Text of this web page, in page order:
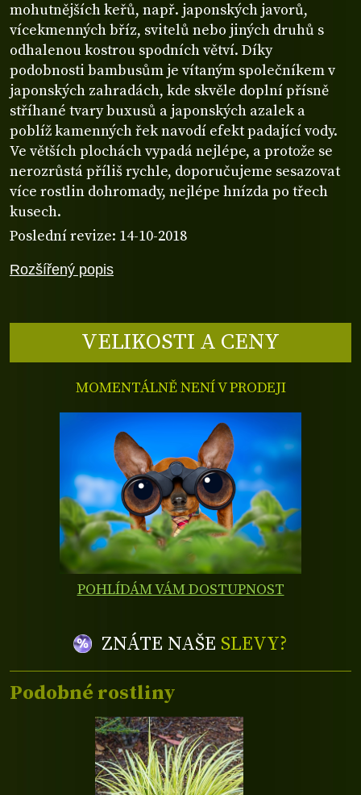
Rozšířený popis
mohutnějších keřů, např. japonských javorů,
vícekmenných bříz, svitelů nebo jiných druhů s
odhalenou kostrou spodních větví. Díky
podobnosti bambusům je vítaným společníkem v
japonských zahradách, kde skvěle doplní přísně
stříhané tvary buxusů a japonských azalek a
poblíž kamenných řek navodí efekt padající vody.
Ve větších plochách vypadá nejlépe, a protože se
nerozrůstá příliš rychle, doporučujeme sesazovat
více rostlin dohromady, nejlépe hnízda po třech
kusech.
Poslední revize: 14-10-2018
VELIKOSTI A CENY
MOMENTÁLNĚ NENÍ V PRODEJI
POHLÍDÁM VÁM DOSTUPNOST
ZNÁTE NAŠE SLEVY?
Podobné rostliny